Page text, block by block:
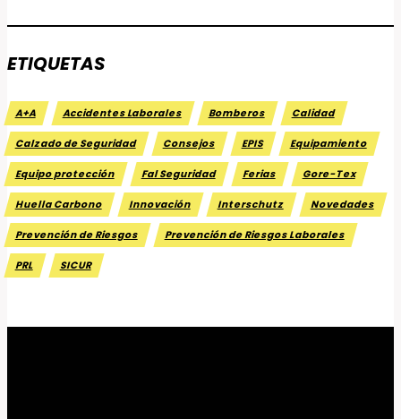
ETIQUETAS
A+A Accidentes Laborales Bomberos Calidad
Calzado de Seguridad Consejos EPIS Equipamiento
Equipo protección Fal Seguridad Ferias Gore-Tex
Huella Carbono Innovación Interschutz Novedades
Prevención de Riesgos Prevención de Riesgos Laborales
PRL SICUR